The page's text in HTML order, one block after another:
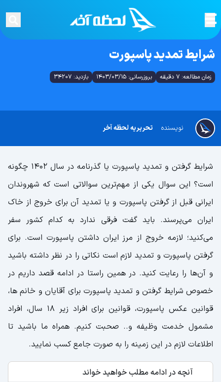
شرایط تمدید پاسپورت
زمان مطالعه: 7 دقیقه بروزرسانی: 1403/03/15 بازدید: 34207
تحریریه لحظه آخر نویسنده
شرایط گرفتن و تمدید پاسپورت یا گذرنامه در سال 1402 چگونه
است؟ این سوال یکی از مهم‌ترین سوالاتی است که شهروندان
ایرانی قبل از گرفتن پاسپورت و یا تمدید آن برای خروج از خاک
ایران می‌پرسند. باید گفت فرقی ندارد به کدام کشور سفر
می‌کنید؛ لازمه خروج از مرز ایران داشتن پاسپورت است. برای
گرفتن پاسپورت و تمدید لازم است نکاتی را در نظر داشته باشید
و آن‌ها را رعایت کنید. در همین راستا در ادامه قصد داریم در
خصوص شرایط گرفتن و تمدید پاسپورت برای آقایان و خانم ها،
قوانین عکس پاسپورت، قوانین برای افراد زیر 18 سال، افراد
مشمول خدمت وظیفه و.. صحبت کنیم. همراه ما باشید تا
اطلاعات لازم در این زمینه را به صورت جامع کسب نمایید.
آنچه در ادامه مطلب خواهید خواند